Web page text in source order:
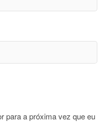
para a próxima vez que eu